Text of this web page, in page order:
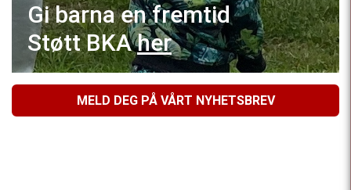
Gi barna en fremtid
Støtt BKAher
MELD DEG PÅ VÅRT NYHETSBREV